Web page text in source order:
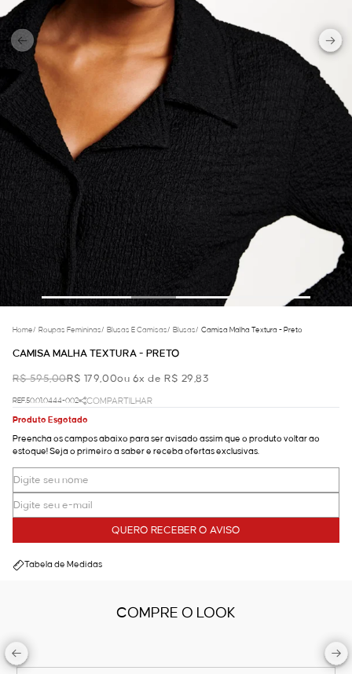
Home/ Roupas Femininas/ Blusas E Camisas/ Blusas/ Camisa Malha Textura - Preto
CAMISA MALHA TEXTURA - PRETO
R$ 595,00R$ 179,00ou 6x de R$ 29,83
REF.50.01.0444-002
COMPARTILHAR
Produto Esgotado
Preencha os campos abaixo para ser avisado assim que o produto voltar ao
estoque! Seja o primeiro a saber e receba ofertas exclusivas.
QUERO RECEBER O AVISO
Tabela de Medidas
COMPRE O LOOK